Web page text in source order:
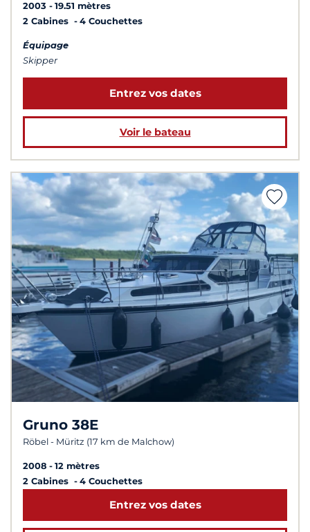
2003
19.51 mètres
2 Cabines
4 Couchettes
Équipage
Skipper
Entrez vos dates
Voir le bateau
Gruno 38E
Röbel - Müritz (17 km de Malchow)
2008
12 mètres
2 Cabines
4 Couchettes
Entrez vos dates